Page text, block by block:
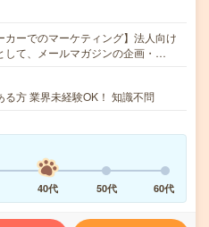
カーでのマーケティング】法人向け
して、メールマガジンの企画・…
る方 業界未経験OK！ 知識不問
40代 50代 60代